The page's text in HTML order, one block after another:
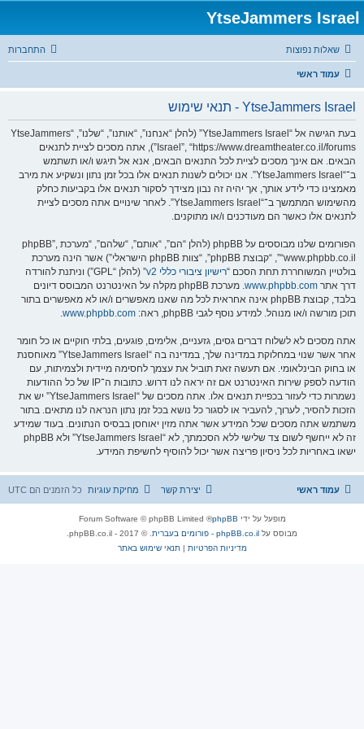
YtseJammers Israel
שאלות נפוצות התחברות
עמוד ראשי
YtseJammers Israel - תנאי שימוש
בעת הגישה אל “YtseJammers Israel” (להלן “אנחנו”, “אותנו”, “שלנו”, “YtseJammers
Israel”, “https://www.dreamtheater.co.il/forums”), אתה מסכים לציית לתנאים
הבאים. אם אינך מסכים לציית לכל התנאים הבאים, אנא אל תיגש ו/או תשתמש
ב־“YtseJammers Israel”. אנו יכולים לשנות תנאים אלו בכל זמן נתון ונשקיע את מירב
מאמצינו כדי לידע אותך, אך יהיה זה נבון מצידך לסקור תנאים אלו בקביעות כחלק
מהשימוש המתמשך ב־“YtseJammers Israel”. לאחר שינויים אתה מסכים לציית
לתנאים אלו כאשר הם מעודכנים ו/או מתוקנים.
הפורומים שלנו מבוססים על phpBB (להלן “הם”, “אותם”, “שלהם”, “מערכת phpBB”,
“www.phpbb.co.il”, “קבוצת phpBB”, “צוות phpBB הישראלי”) אשר הינה מערכת
בולטיין המשוחררת תחת הסכם “רישיון ציבורי כללי v2
” (להלן “GPL”) וניתנת להורדה
דרך אתר www.phpbb.com
. מערכת phpBB מקלה על האינטרנט המבוסס דיונים
בלבד, קבוצת phpBB אינה אחראית לכל מה שאנו מאפשרים ו/או לא מאפשרים בתור
תוכן מורשה ו/או מנוהל. למידע נוסף לגבי phpBB, ראה:
www.phpbb.com
.
אתה מסכים לא לשלוח דברים גסים, גזעניים, אלימים, פוגעים, בלתי חוקיים או כל חומר
אחר אשר שנוי במחלוקת במדינה שלך, במדינה בה “YtseJammers Israel” מאוחסנת
או בחוק הבינלאומי. אם תעשה זאת תוביל את עצמך לחסימה מיידית ולצמיתות, עם
הודעה לספק שירות האינטרנט אם זה יראה לנו דרוש. כתובות ה־IP של כל ההודעות
נשמרות כדי לעזור בכפיית תנאים אלו. אתה מסכים של “YtseJammers Israel” יש את
הזכות להסיר, לערוך, להעביר או לסגור כל נושא בכל זמן נתון הנראה לנו מתאים. בתור
משתמש אתה מסכים שכל המידע אשר אתה מזין יאוחסן בבסיס הנתונים. בעוד שמידע
זה לא ייחשף לשום צד שלישי ללא הסכמתך, לא “YtseJammers Israel” ולא phpBB
ישאו באחריות לכל ניסיון פריצה אשר יכול להוסיף לחשיפת המידע.
עמוד ראשי כל הזמנים הם UTC מחיקת עוגיות יצירת קשר
מופעל על ידי phpBB
® Forum Software © phpBB Limited
מבוסס על phpBB.co.il - פורומים בעברית
. © 2017 - phpBB.co.il.
מדיניות הפרטיות |תנאי שימוש באתר